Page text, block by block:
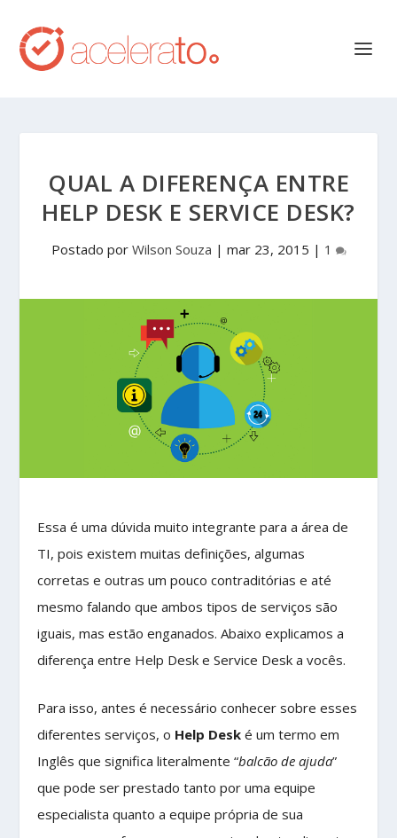
QUAL A DIFERENÇA ENTRE
HELP DESK E SERVICE DESK?
Postado por Wilson Souza | mar 23, 2015 | 1
Essa é uma dúvida muito integrante para a área de
TI, pois existem muitas definições, algumas
corretas e outras um pouco contraditórias e até
mesmo falando que ambos tipos de serviços são
iguais, mas estão enganados. Abaixo explicamos a
diferença entre Help Desk e Service Desk a vocês.
Para isso, antes é necessário conhecer sobre esses
diferentes serviços, o Help Desk é um termo em
Inglês que significa literalmente “balcão de ajuda”
que pode ser prestado tanto por uma equipe
especialista quanto a equipe própria de sua